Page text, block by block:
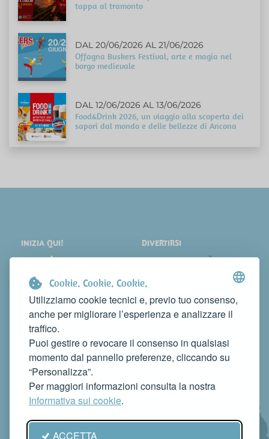
Cookie. Cookie. Cookie.
Utilizziamo cookie tecnici e, previo tuo consenso,
anche per migliorare l’esperienza e analizzare il
traffico.
Puoi gestire o revocare il consenso in qualsiasi
momento dal pannello preferenze, cliccando su
“Personalizza”.
Per maggiori informazioni consulta la nostra
Informativa sui cookie.
ACCETTA
tappa al tramonto
DAL 20/06/2026 AL 21/06/2026
Offagna Buskers Festival, arte e magia nel
borgo medievale
DAL 12/06/2026 AL 13/06/2026
Food&Drink 2026, un viaggio alla scoperta dei
sapori dal mondo e delle bellezze di Ancona
INIZIA QUI!
LOCALITÀ
COSA VEDERE
DORMIRE
MANGIARE
DIVERTIRSI
SHOPPING
NEWS
WEB TV
CONTATTI
FAI CONOSCERE LA TUA ATTIVITÀ
CONTATTACI PER PUBBLICARLA SU QUESTO SITO
info@rivieradelconero.tv
Privacy Policy